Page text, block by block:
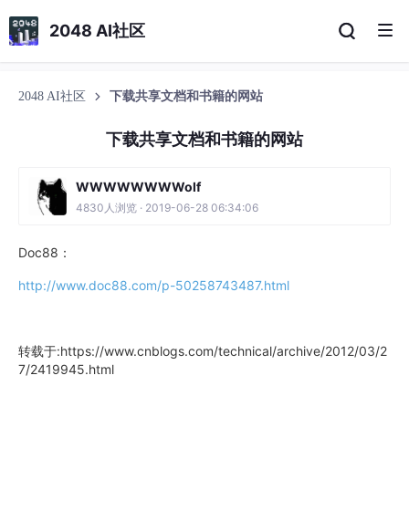
2048 AI社区
2048 AI社区 下载共享文档和书籍的网站
下载共享文档和书籍的网站
WWWWWWWWolf
4830人浏览 · 2019-06-28 06:34:06
Doc88：
http://www.doc88.com/p-50258743487.html
转载于:https://www.cnblogs.com/technical/archive/2012/03/2
7/2419945.html